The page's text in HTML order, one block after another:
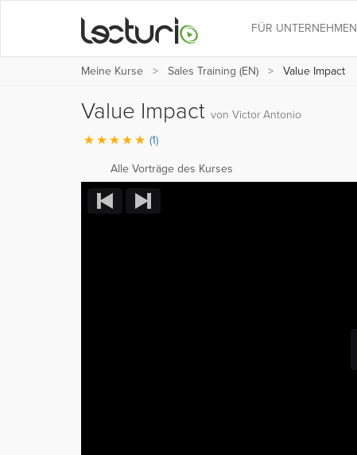
FÜR UNTERNEHMEN
Meine Kurse Sales Training (EN) Value Impact
Value Impact von Victor Antonio
(1)
Alle Vorträge des Kurses